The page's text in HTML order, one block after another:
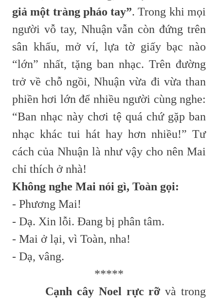
giả một tràng pháo tay”. Trong khi mọi
người vỗ tay, Nhuận vẫn còn đứng trên
sân khấu, mở ví, lựa tờ giấy bạc nào
“lớn” nhất, tặng ban nhạc. Trên đường
trở về chỗ ngồi, Nhuận vừa đi vừa than
phiền hơi lớn để nhiều người cùng nghe:
“Ban nhạc này chơi tệ quá chứ gặp ban
nhạc khác tui hát hay hơn nhiều!” Tư
cách của Nhuận là như vậy cho nên Mai
chỉ thích ở nhà!
Không nghe Mai nói gì, Toàn gọi:
- Phương Mai!
- Dạ. Xin lỗi. Đang bị phân tâm.
- Mai ở lại, vì Toàn, nha!
- Dạ, vâng.
*****
Cạnh cây Noel rực rỡ và trong